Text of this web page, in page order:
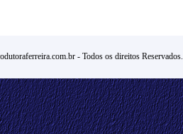
- Todos os direitos Reservados.